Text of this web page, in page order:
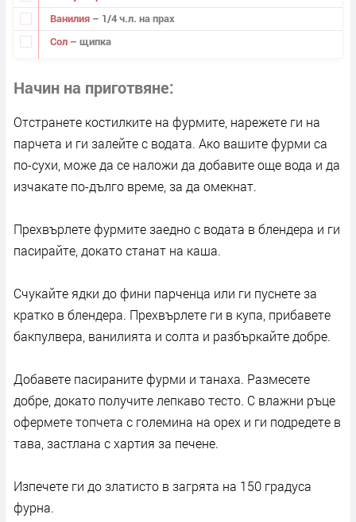
Ванилия – 1/4 ч.л. на прах
Сол – щипка
Начин на приготвяне
Отстранете костилките на фурмите, нарежете ги на
парчета и ги залейте с водата. Ако вашите фурми са
по-сухи, може да се наложи да добавите още вода и да
изчакате по-дълго време, за да омекнат.
Прехвърлете фурмите заедно с водата в блендера и ги
пасирайте, докато станат на каша.
Счукайте ядки до фини парченца или ги пуснете за
кратко в блендера. Прехвърлете ги в купа, прибавете
бакпулвера, ванилията и солта и разбъркайте добре.
Добавете пасираните фурми и танаха. Размесете
добре, докато получите лепкаво тесто. С влажни ръце
офермете топчета с големина на орех и ги подредете в
тава, застлана с хартия за печене.
Изпечете ги до златисто в загрята на 150 градуса
фурна.